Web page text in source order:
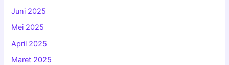
Juni 2025
Mei 2025
April 2025
Maret 2025